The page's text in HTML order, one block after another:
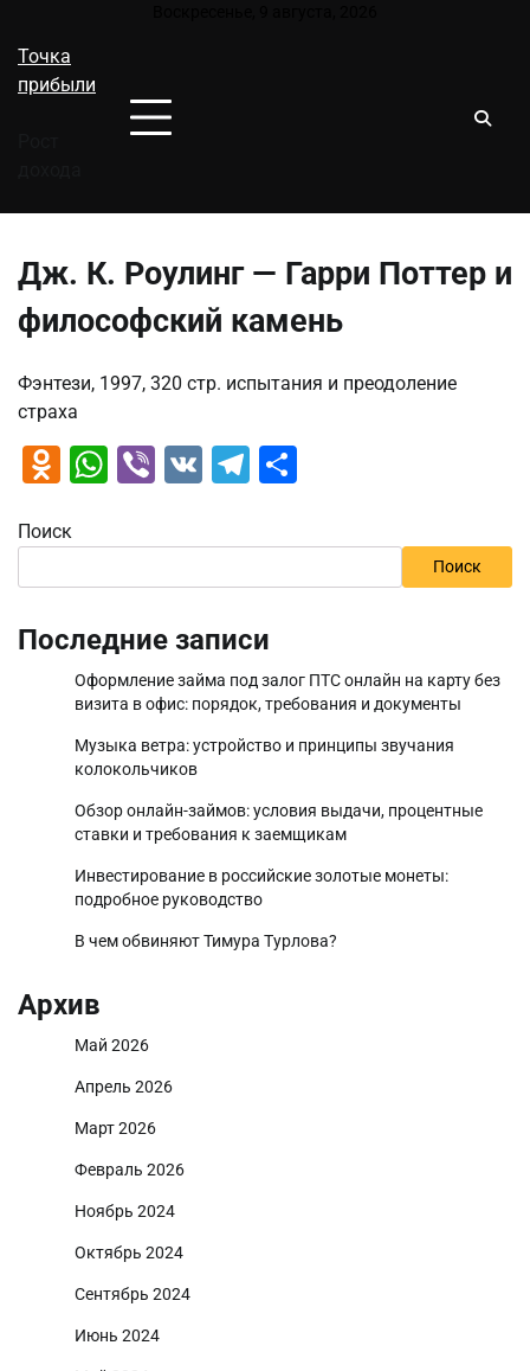
содержимому
Точка
прибыли
Дж. К. Роулинг — Гарри Поттер и
философский камень
Фэнтези, 1997, 320 стр. испытания и преодоление
страха
Odnoklassniki
WhatsApp
Viber
VK Telegram
Поиск
Поиск
Последние записи
Оформление займа под залог ПТС онлайн на карту без
визита в офис: порядок, требования и документы
Музыка ветра: устройство и принципы звучания
колокольчиков
Обзор онлайн-займов: условия выдачи, процентные
ставки и требования к заемщикам
Инвестирование в российские золотые монеты:
подробное руководство
В чем обвиняют Тимура Турлова?
Архив
Май 2026
Апрель 2026
Март 2026
Февраль 2026
Ноябрь 2024
Октябрь 2024
Сентябрь 2024
Июнь 2024